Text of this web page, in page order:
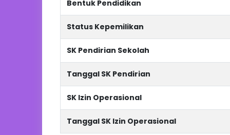
Bentuk Pendidikan
Status Kepemilikan
SK Pendirian Sekolah
Tanggal SK Pendirian
SK Izin Operasional
Tanggal SK Izin Operasional